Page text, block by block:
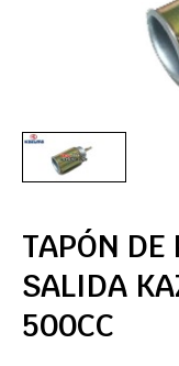
TAPÓN DE
SALIDA
500CC